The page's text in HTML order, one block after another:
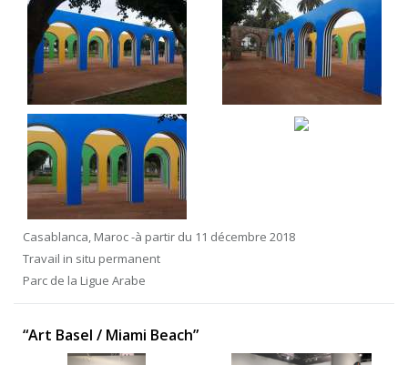
Casablanca, Maroc -à partir du 11 décembre 2018
Travail in situ permanent
Parc de la Ligue Arabe
“Art Basel / Miami Beach”